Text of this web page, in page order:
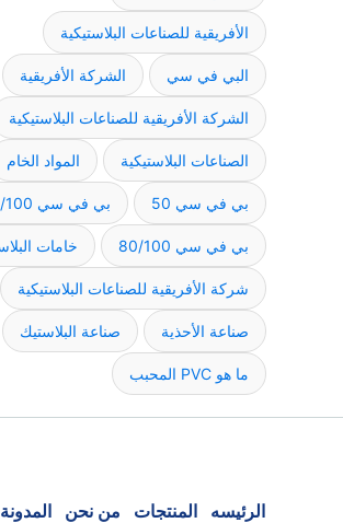
الأفريقية للصناعات البلاستيكية
البي في سي الشركة الأفريقية
الشركة الأفريقية للصناعات البلاستيكية
الصناعات البلاستيكية المواد الخام
بي في سي 50 بي في سي 75/100
بي في سي 80/100 خامات
شركة الأفريقية للصناعات البلاستيكية
صناعة الأحذية صناعة البلاستيك
ما هو PVC المحبب
الرئيسه المنتجات من نحن المدونة